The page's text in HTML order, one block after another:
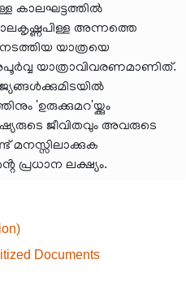
കാലഘട്ടത്തിൽ
അന്നത്തെ
യാത്രയെ
യാത്രാവിവരണമാണിത്.
'ഉരുക്കുമറ'യ്ക്കും
ജീവിതവും അവരുടെ
മനസ്സിലാക്കുക
പ്രധാന ലക്ഷ്യം.
Documents